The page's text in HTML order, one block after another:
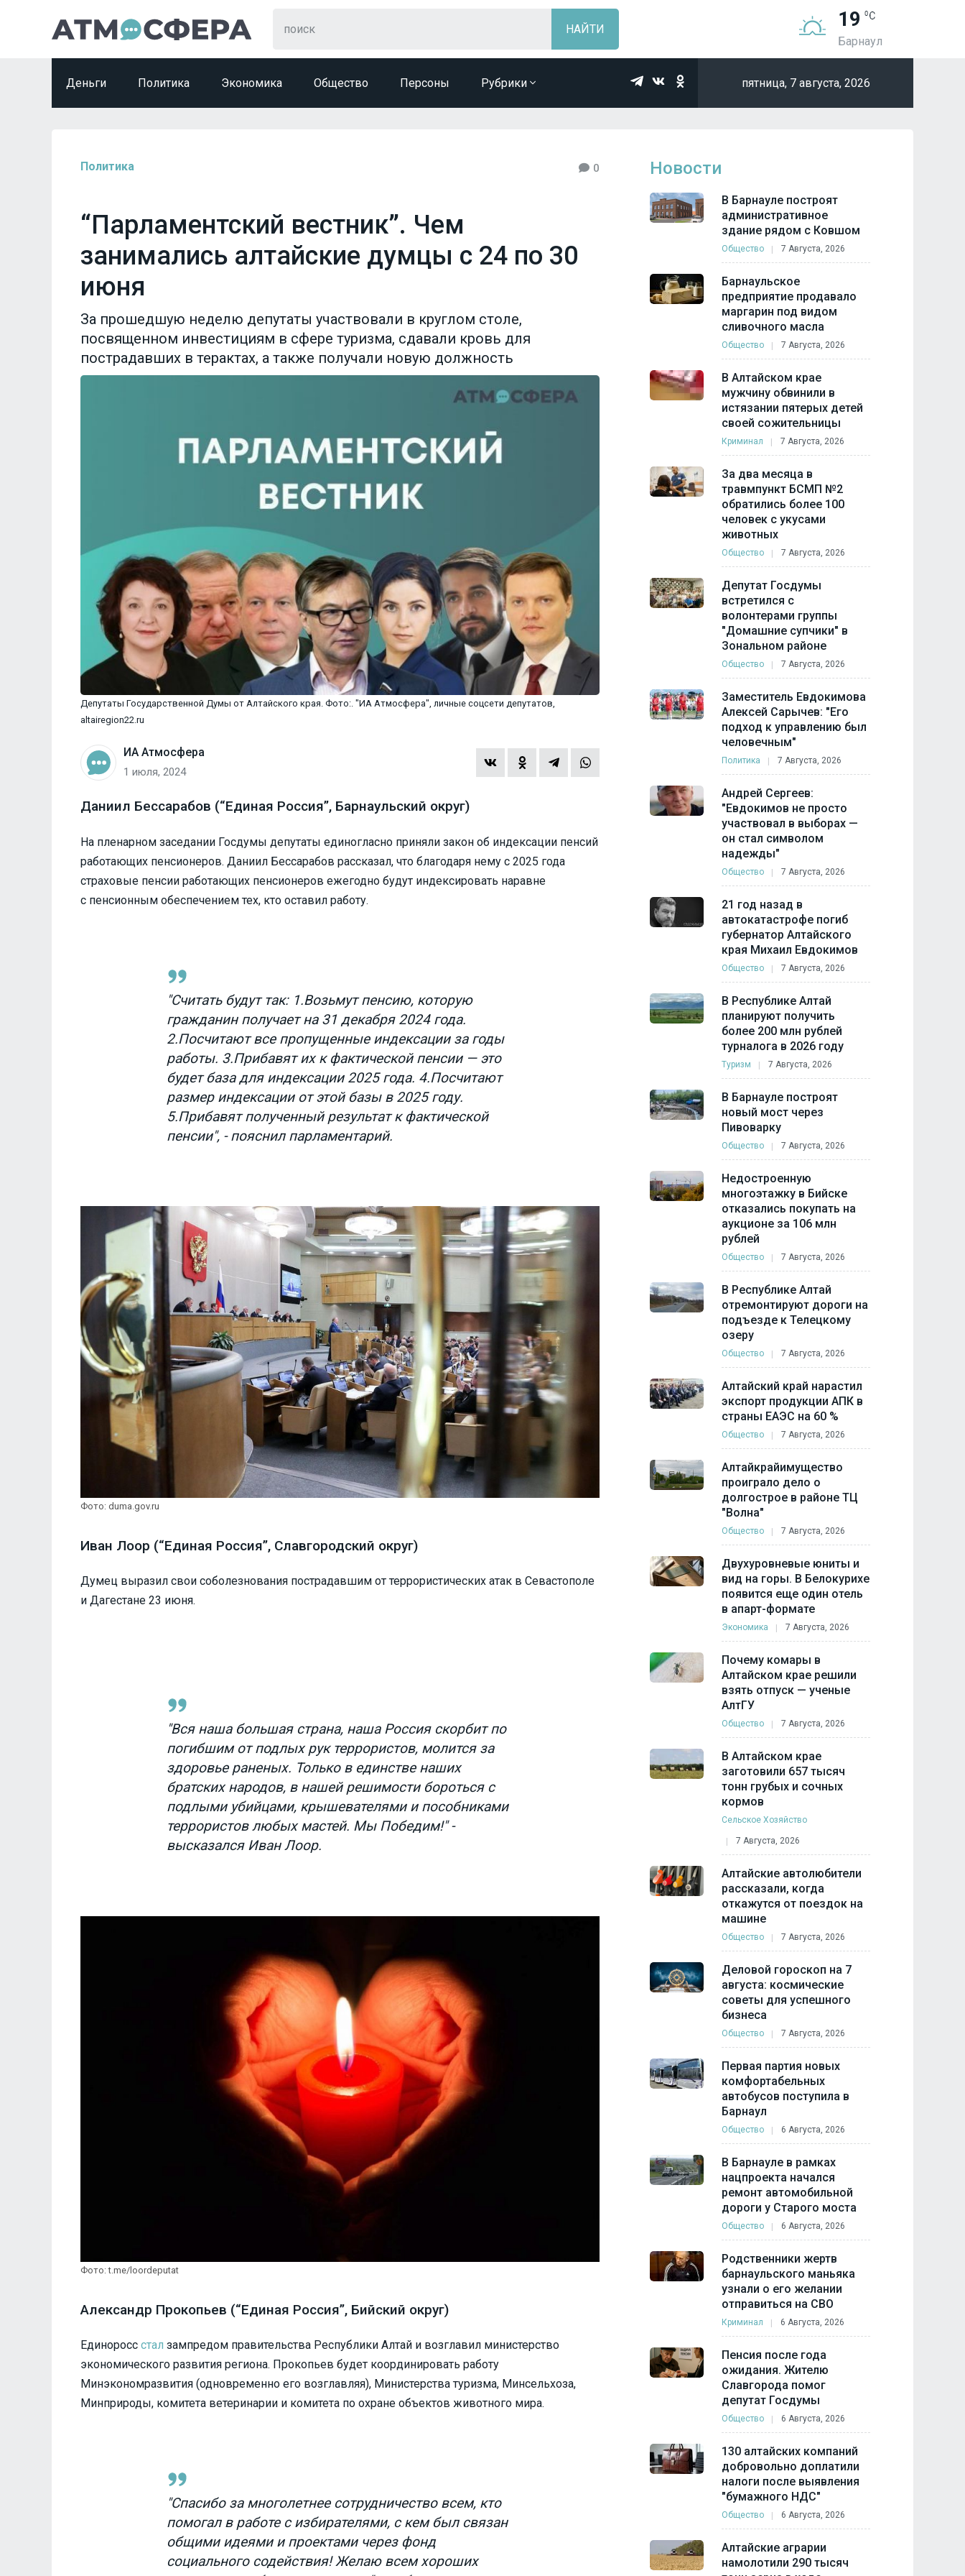
19
Барнаул
Деньги Политика Экономика Общество Персоны Рубрики пятница, 7 августа, 2026
Политика 0
“Парламентский вестник”. Чем
занимались алтайские думцы с 24 по 30
июня
За прошедшую неделю депутаты участвовали в круглом столе,
посвященном инвестициям в сфере туризма, сдавали кровь для
пострадавших в терактах, а также получали новую должность
Депутаты Государственной Думы от Алтайского края. Фото:. "ИА Атмосфера", личные соцсети депутатов,
altairegion22.ru
ИА Атмосфера
1 июля, 2024
Даниил Бессарабов (“Единая Россия”, Барнаульский округ)
На пленарном заседании Госдумы депутаты единогласно приняли закон об индексации пенсий
работающих пенсионеров. Даниил Бессарабов рассказал, что благодаря нему с 2025 года
страховые пенсии работающих пенсионеров ежегодно будут индексировать наравне
с пенсионным обеспечением тех, кто оставил работу.
"Считать будут так: 1.Возьмут пенсию, которую
гражданин получает на 31 декабря 2024 года.
2.Посчитают все пропущенные индексации за годы
работы. 3.Прибавят их к фактической пенсии — это
будет база для индексации 2025 года. 4.Посчитают
размер индексации от этой базы в 2025 году.
5.Прибавят полученный результат к фактической
пенсии", - пояснил парламентарий.
Фото: duma.gov.ru
Иван Лоор (“Единая Россия”, Славгородский округ)
Думец выразил свои соболезнования пострадавшим от террористических атак в Севастополе
и Дагестане 23 июня.
"Вся наша большая страна, наша Россия скорбит по
погибшим от подлых рук террористов, молится за
здоровье раненых. Только в единстве наших
братских народов, в нашей решимости бороться с
подлыми убийцами, крышевателями и пособниками
террористов любых мастей. Мы Победим!" -
высказался Иван Лоор.
Фото: t.me/loordeputat
Александр Прокопьев (“Единая Россия”, Бийский округ)
Единоросс стал зампредом правительства Республики Алтай и возглавил министерство
экономического развития региона. Прокопьев будет координировать работу
Минэкономразвития (одновременно его возглавляя), Министерства туризма, Минсельхоза,
Минприроды, комитета ветеринарии и комитета по охране объектов животного мира.
"Спасибо за многолетнее сотрудничество всем, кто
помогал в работе с избирателями, с кем был связан
общими идеями и проектами через фонд
социального содействия! Желаю всем хороших
Новости
В Барнауле построят
административное
здание рядом с Ковшом
Общество 7 Августа, 2026
Барнаульское
предприятие продавало
маргарин под видом
сливочного масла
Общество 7 Августа, 2026
В Алтайском крае
мужчину обвинили в
истязании пятерых детей
своей сожительницы
Криминал 7 Августа, 2026
За два месяца в
травмпункт БСМП №2
обратились более 100
человек с укусами
животных
Общество 7 Августа, 2026
Депутат Госдумы
встретился с
волонтерами группы
"Домашние супчики" в
Зональном районе
Общество 7 Августа, 2026
Заместитель Евдокимова
Алексей Сарычев: "Его
подход к управлению был
человечным"
Политика 7 Августа, 2026
Андрей Сергеев:
"Евдокимов не просто
участвовал в выборах —
он стал символом
надежды"
Общество 7 Августа, 2026
21 год назад в
автокатастрофе погиб
губернатор Алтайского
края Михаил Евдокимов
Общество 7 Августа, 2026
В Республике Алтай
планируют получить
более 200 млн рублей
турналога в 2026 году
Туризм 7 Августа, 2026
В Барнауле построят
новый мост через
Пивоварку
Общество 7 Августа, 2026
Недостроенную
многоэтажку в Бийске
отказались покупать на
аукционе за 106 млн
рублей
Общество 7 Августа, 2026
В Республике Алтай
отремонтируют дороги на
подъезде к Телецкому
озеру
Общество 7 Августа, 2026
Алтайский край нарастил
экспорт продукции АПК в
страны ЕАЭС на 60 %
Общество 7 Августа, 2026
Алтайкрайимущество
проиграло дело о
долгострое в районе ТЦ
"Волна"
Общество 7 Августа, 2026
Двухуровневые юниты и
вид на горы. В Белокурихе
появится еще один отель
в апарт-формате
Экономика 7 Августа, 2026
Почему комары в
Алтайском крае решили
взять отпуск — ученые
АлтГУ
Общество 7 Августа, 2026
В Алтайском крае
заготовили 657 тысяч
тонн грубых и сочных
кормов
Сельское Хозяйство
7 Августа, 2026
Алтайские автолюбители
рассказали, когда
откажутся от поездок на
машине
Общество 7 Августа, 2026
Деловой гороскоп на 7
августа: космические
советы для успешного
бизнеса
Общество 7 Августа, 2026
Первая партия новых
комфортабельных
автобусов поступила в
Барнаул
Общество 6 Августа, 2026
В Барнауле в рамках
нацпроекта начался
ремонт автомобильной
дороги у Старого моста
Общество 6 Августа, 2026
Родственники жертв
барнаульского маньяка
узнали о его желании
отправиться на СВО
Криминал 6 Августа, 2026
Пенсия после года
ожидания. Жителю
Славгорода помог
депутат Госдумы
Общество 6 Августа, 2026
130 алтайских компаний
добровольно доплатили
налоги после выявления
"бумажного НДС"
Общество 6 Августа, 2026
Алтайские аграрии
намолотили 290 тысяч